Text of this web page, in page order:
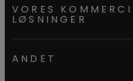
VORES
LØSNINGER
ANDET